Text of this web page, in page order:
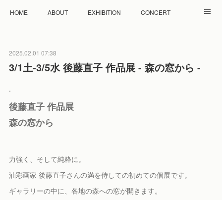
HOME ABOUT EXHIBITION CONCERT
RENTAL ACCESS Instagram
2025.02.01 07:38
3/1土-3/5水 後藤直子 作品展 - 森の窓から -
.
後藤直子 作品展
森の窓から
力強く、そして純粋に。
油彩画家 後藤直子さんの満を侍しての初めての個展です。
ギャラリーの中に、各地の森への窓が開きます。